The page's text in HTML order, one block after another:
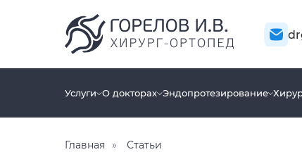
Услуги О докторах Эндопротезирование
Главная » Статьи